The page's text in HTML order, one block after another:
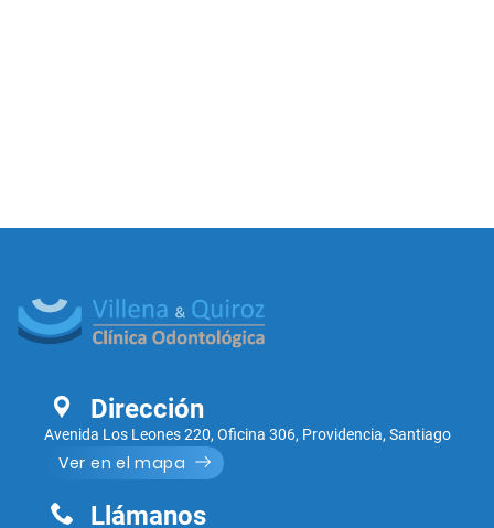
Dirección
Avenida Los Leones 220, Oficina 306, Providencia, Santiago
Ver en el mapa
Llámanos